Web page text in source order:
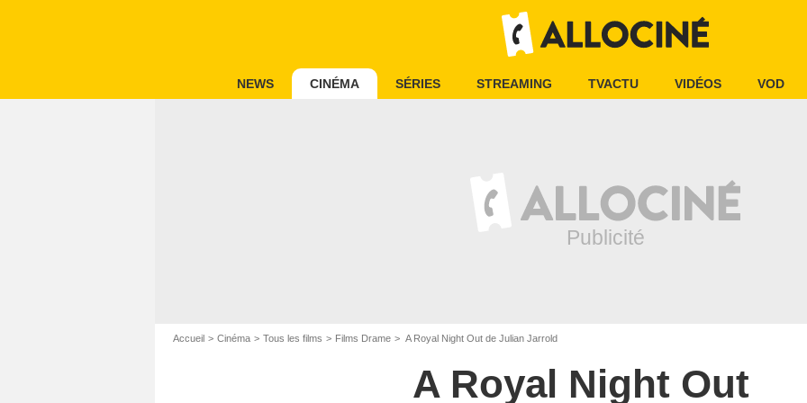
NEWS CINÉMA SÉRIES STREAMING TVACTU VIDÉOS VOD
Accueil Cinéma Tous les films Films Drame A Royal Night Out de Julian Jarrold
A Royal Night Out